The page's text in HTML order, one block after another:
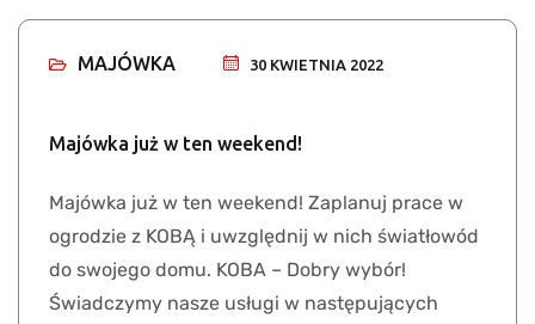
MAJÓWKA 30 KWIETNIA 2022
Majówka już w ten weekend!
Majówka już w ten weekend! Zaplanuj prace w
ogrodzie z KOBĄ i uwzględnij w nich światłowód
do swojego domu. KOBA – Dobry wybór!
Świadczymy nasze usługi w następujących